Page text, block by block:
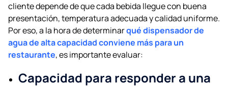
cliente depende de que cada bebida llegue con buena
presentación, temperatura adecuada y calidad uniforme.
Por eso, a la hora de determinarqué dispensador de
agua de alta capacidad conviene más para un
restaurante, es importante evaluar:
Capacidad para responder a una